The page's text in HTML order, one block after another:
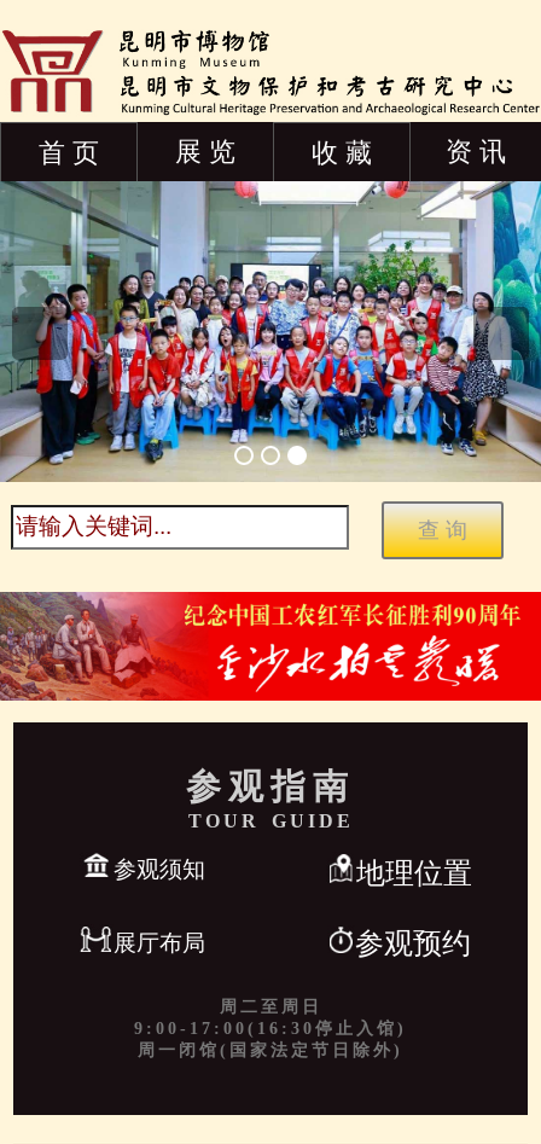
首 页 展 览 收 藏 资 讯
参观指南
TOUR GUIDE
参观须知 地理位置
展厅布局 参观预约
周二至周日
9:00-17:00(16:30停止入馆)
周一闭馆(国家法定节日除外)